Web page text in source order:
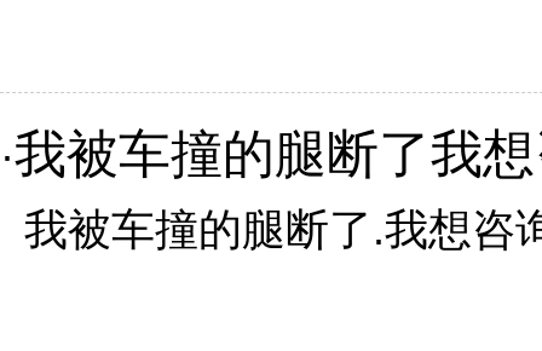
·我被车撞的腿断了我
我被车撞的腿断了.我想咨